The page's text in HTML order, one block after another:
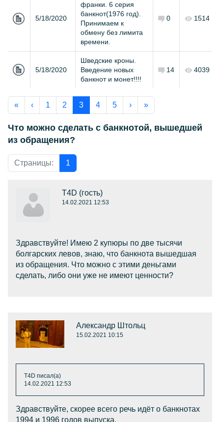
5/18/2020
франки. 6 серия
банкнот(1976 год).
Принимаем к
обмену без лимита
времени.
0 1514
5/18/2020
Шведские кроны.
Введение новых
банкнот и монет!!!!
14 4039
« ‹ 1 2 3 4 5 › »
Что можно сделать с банкнотой, вышедшей
из обращения?
Страницы: 1
T4D (гость)
14.02.2021 12:53
Здравствуйте! Имею 2 купюры по две тысячи
болгарских левов, знаю, что банкнота вышедшая
из обращения. Что можно с этими деньгами
сделать, либо они уже не имеют ценности?
Александр Штольц
15.02.2021 10:15
T4D писал(а)
14.02.2021 12:53
Здравствуйте, скорее всего речь идёт о банкнотах
1994 и 1996 годов выпуска.